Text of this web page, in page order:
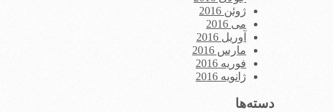
ژوئن 2016
می 2016
آوریل 2016
مارس 2016
فوریه 2016
ژانویه 2016
دسته‌ها